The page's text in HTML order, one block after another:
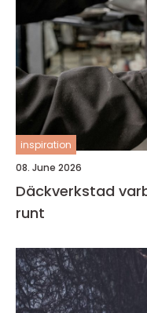
inspiration
08. June 2026
Däckverkstad
runt